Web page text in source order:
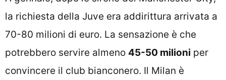
la richiesta della Juve era addirittura arrivata a
70-80 milioni di euro. La sensazione è che
potrebbero servire almeno 45-50 milioni per
convincere il club bianconero. Il Milan è